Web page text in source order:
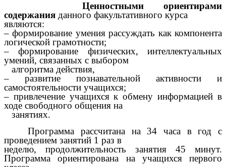
Ценностными ориентирами
содержания данного факультативного курса
являются:
– формирование умения рассуждать как компонента
логической грамотности;
– формирование физических, интеллектуальных
умений, связанных с выбором
алгоритма действия,
– развитие познавательной активности и
самостоятельности учащихся;
– привлечение учащихся к обмену информацией в
ходе свободного общения на
занятиях.
Программа рассчитана на 34 часа в год с
проведением занятий 1 раз в
неделю, продолжительность занятия 45 минут.
Программа ориентирована на учащихся первого